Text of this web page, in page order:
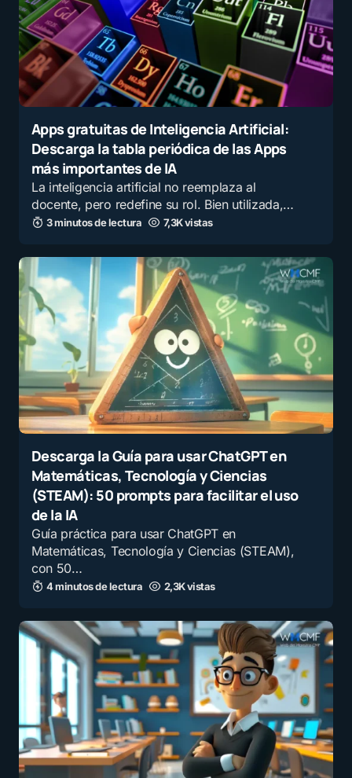
Apps gratuitas de Inteligencia Artificial:
Descarga la tabla periódica de las Apps
más importantes de IA
La inteligencia artificial no reemplaza al
docente, pero redefine su rol. Bien utilizada,…
3 minutos de lectura 7,3K vistas
Descarga la Guía para usar ChatGPT en
Matemáticas, Tecnología y Ciencias
(STEAM): 50 prompts para facilitar el uso
de la IA
Guía práctica para usar ChatGPT en
Matemáticas, Tecnología y Ciencias (STEAM),
con 50…
4 minutos de lectura 2,3K vistas